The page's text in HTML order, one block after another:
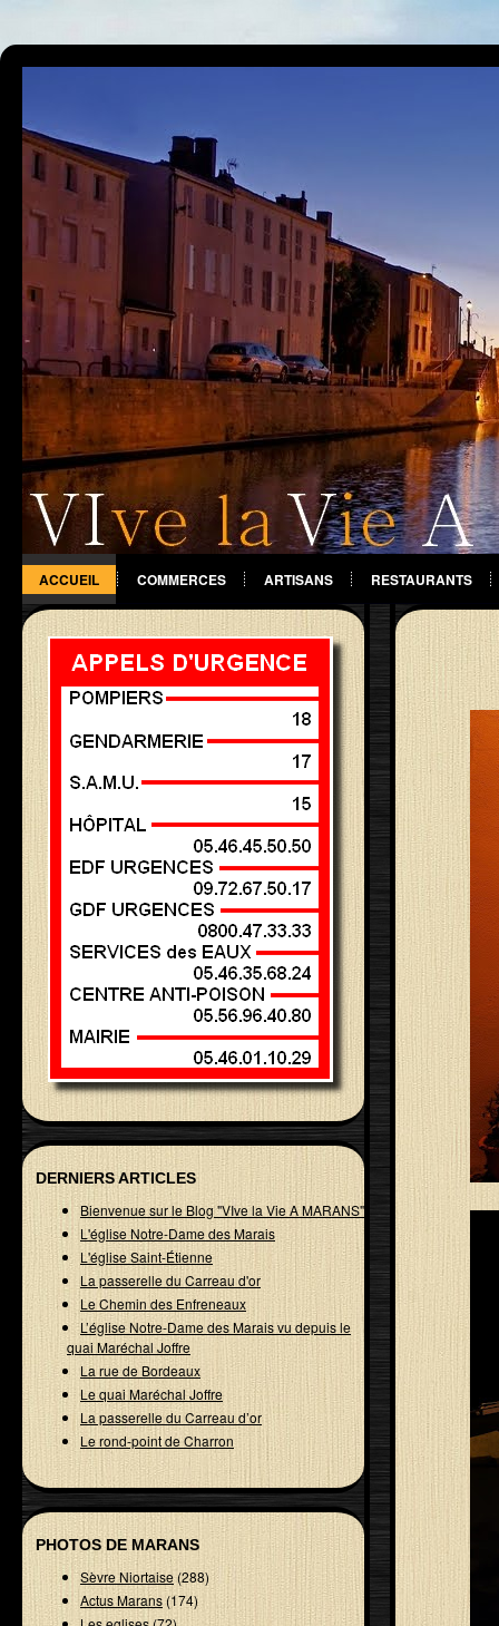
ACCUEIL COMMERCES ARTISANS RESTAURANTS
DIVERS
DERNIERS ARTICLES
Bienvenue sur le Blog "VIve la Vie A MARANS"
L'église Notre-Dame des Marais
L'église Saint-Étienne
La passerelle du Carreau d'or
Le Chemin des Enfreneaux
L’église Notre-Dame des Marais vu depuis le
quai Maréchal Joffre
La rue de Bordeaux
Le quai Maréchal Joffre
La passerelle du Carreau d’or
Le rond-point de Charron
PHOTOS DE MARANS
Sèvre Niortaise(288)
Actus Marans (174)